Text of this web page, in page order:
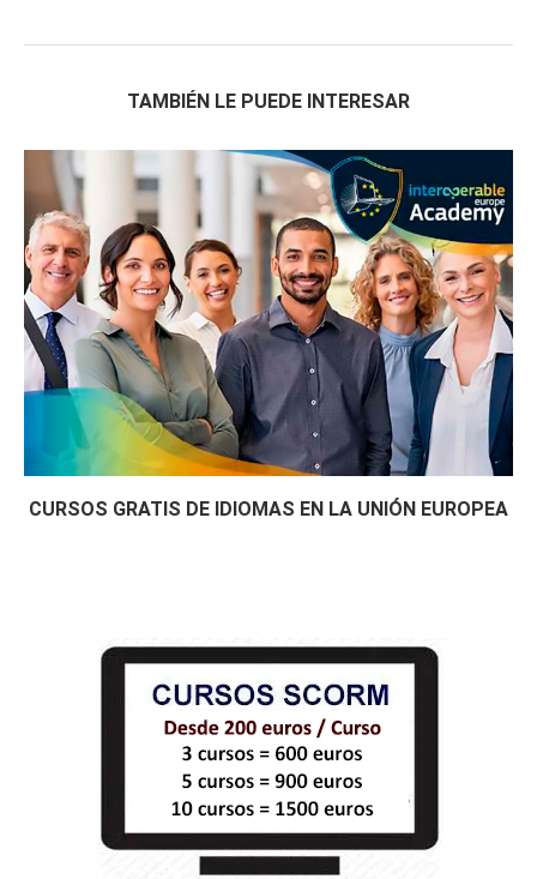
TAMBIÉN LE PUEDE INTERESAR
CURSOS GRATIS DE IDIOMAS EN LA UNIÓN EUROPEA